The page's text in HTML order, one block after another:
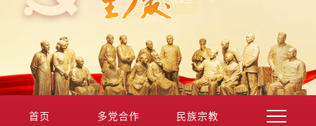
首页 多党合作 民族宗教